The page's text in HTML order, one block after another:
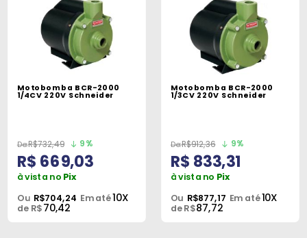
Motobomba BCR-2000
1/4CV 220V Schneider
R$732,49 9%
R$ 669,03
à vista no Pix
Ou R$704,24 Em até10X
de R$70,42
Motobomba BCR-2000
1/3CV 220V Schneider
R$912,36 9%
R$ 833,31
à vista no Pix
Ou R$877,17 Em até10X
de R$87,72